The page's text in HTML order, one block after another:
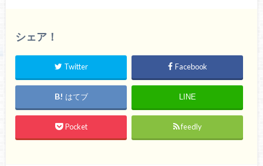
シェア！
Twitter Facebook
はてブ LINE
Pocket feedly